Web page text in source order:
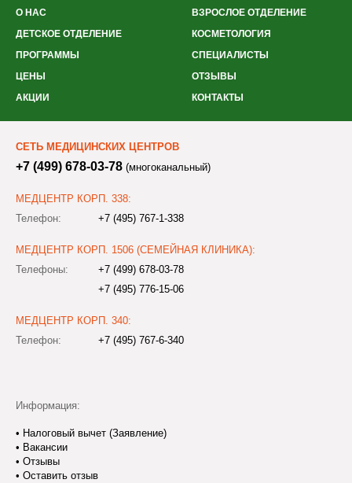
О НАС
ВЗРОСЛОЕ ОТДЕЛЕНИЕ
ДЕТСКОЕ ОТДЕЛЕНИЕ
КОСМЕТОЛОГИЯ
ПРОГРАММЫ
СПЕЦИАЛИСТЫ
ЦЕНЫ
ОТЗЫВЫ
АКЦИИ
КОНТАКТЫ
СЕТЬ МЕДИЦИНСКИХ ЦЕНТРОВ
+7 (499) 678-03-78 (многоканальный)
МЕДЦЕНТР КОРП. 338:
Телефон:
+7 (495) 767-1-338
МЕДЦЕНТР КОРП. 1506 (СЕМЕЙНАЯ КЛИНИКА):
Телефоны:
+7 (499) 678-03-78
+7 (495) 776-15-06
МЕДЦЕНТР КОРП. 340:
Телефон:
+7 (495) 767-6-340
Информация:
• Налоговый вычет (Заявление)
• Вакансии
• Отзывы
• Оставить отзыв